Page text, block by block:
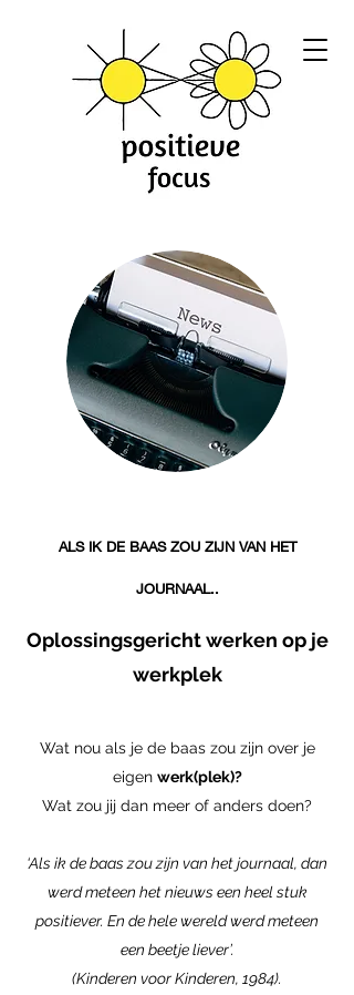
ALS IK DE BAAS ZOU ZIJN VAN HET
JOURNAAL..
Oplossingsgericht werken op je
werkplek
Wat nou als je de baas zou zijn over je
eigen werk(plek)?
Wat zou jij dan meer of anders doen?
‘Als ik de baas zou zijn van het journaal, dan
werd meteen het nieuws een heel stuk
positiever. En de hele wereld werd meteen
een beetje liever’.
(Kinderen voor Kinderen, 1984).